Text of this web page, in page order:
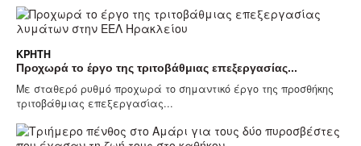
ΚΡΉΤΗ
Προχωρά το έργο της τριτοβάθμιας επεξεργασίας...
Με σταθερό ρυθμό προχωρά το σημαντικό έργο της προσθήκης
τριτοβάθμιας επεξεργασίας...